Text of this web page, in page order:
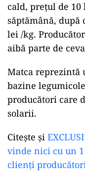
cald, prețul de
săptămână, după
lei /kg.
aibă parte de
Matca
bazine
producători care
solarii.
Citește și
vinde nici cu un
clienți